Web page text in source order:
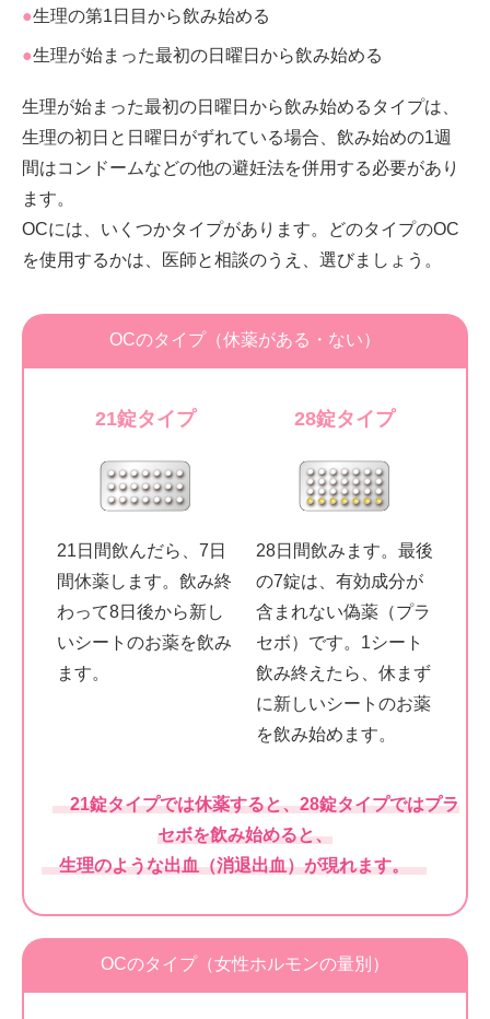
生理の第1日目から飲み始める
生理が始まった最初の日曜日から飲み始める
生理が始まった最初の日曜日から飲み始めるタイプは、
生理の初日と日曜日がずれている場合、飲み始めの1週
間はコンドームなどの他の避妊法を併用する必要があり
ます。
OCには、いくつかタイプがあります。どのタイプのOC
を使用するかは、医師と相談のうえ、選びましょう。
OCのタイプ（休薬がある・ない）
21錠タイプ
21日間飲んだら、7日
間休薬します。飲み終
わって8日後から新し
いシートのお薬を飲み
ます。
28錠タイプ
28日間飲みます。最後
の7錠は、有効成分が
含まれない偽薬（プラ
セボ）です。1シート
飲み終えたら、休まず
に新しいシートのお薬
を飲み始めます。
21錠タイプでは休薬すると、28錠タイプではプラ
セボを飲み始めると、
生理のような出血（消退出血）が現れます。
OCのタイプ（女性ホルモンの量別）